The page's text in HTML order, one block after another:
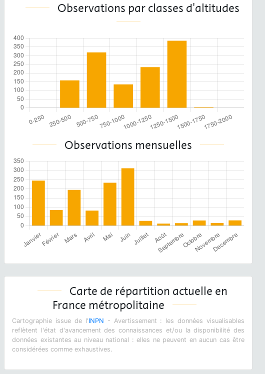
Observations par classes d'altitudes
Observations mensuelles
Carte de répartition actuelle en
France métropolitaine
Cartographie issue de l'INPN - Avertissement : les données visualisables
reflètent l'état d'avancement des connaissances et/ou la disponibilité des
données existantes au niveau national : elles ne peuvent en aucun cas être
considérées comme exhaustives.